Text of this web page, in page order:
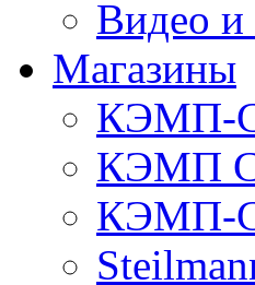
Видео и
Магазины
КЭМП-
КЭМП
КЭМП-